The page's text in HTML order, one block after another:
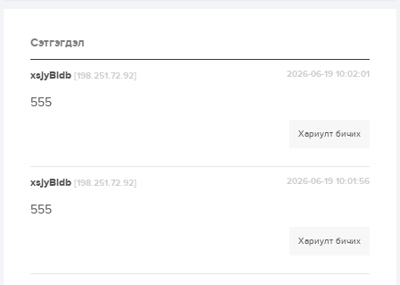
Сэтгэгдэл
xsjyBldb[198.251.72.92] 2026-06-19 10:02:01
555
Хариулт бичих
xsjyBldb[198.251.72.92] 2026-06-19 10:01:56
555
Хариулт бичих